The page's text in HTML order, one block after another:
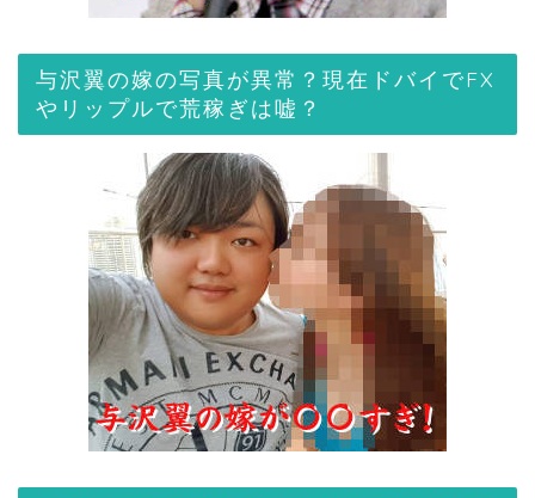
与沢翼の嫁の写真が異常？現在ドバイでFX
やリップルで荒稼ぎは嘘？